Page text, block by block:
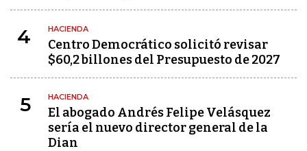
4 HACIENDA
Centro Democrático solicitó revisar
$60,2 billones del Presupuesto de 2027
5 HACIENDA
El abogado Andrés Felipe Velásquez
sería el nuevo director general de la
Dian